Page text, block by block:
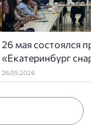
26 мая состоялся
«Екатеринбург
организованный
отделением РСТ-
ассоциацией
администрацией
26.05.2026